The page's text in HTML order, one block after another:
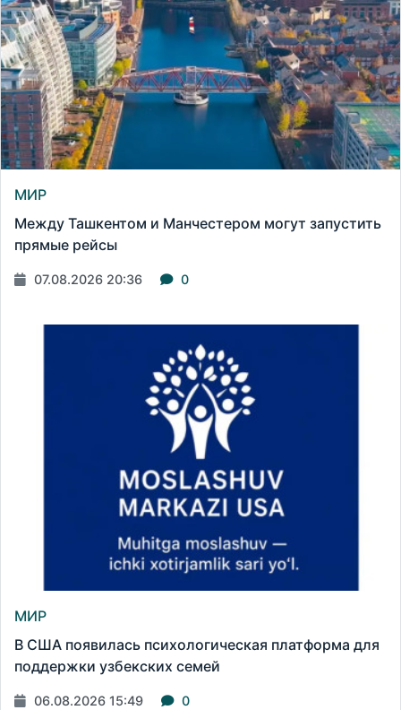
МИР
Между Ташкентом и Манчестером могут запустить
прямые рейсы
07.08.2026 20:36 0
МИР
В США появилась психологическая платформа для
поддержки узбекских семей
06.08.2026 15:49 0